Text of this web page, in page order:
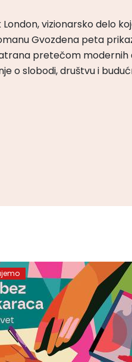
vizionarsko delo
Gvozdena peta
pretečom
o slobodi, društvu i